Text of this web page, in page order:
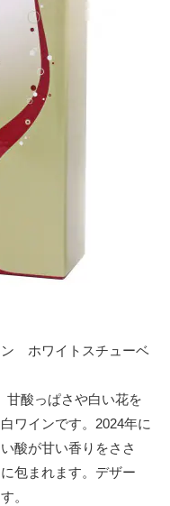
ホワイトスチューベ
甘酸っぱさや白い花を
ワインです。2024年に
酸が甘い香りをささ
包まれます。デザー
。